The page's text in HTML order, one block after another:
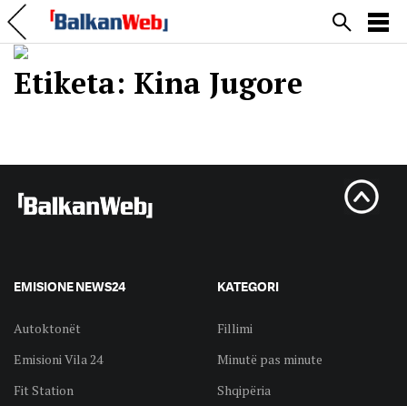
Etiketa: Kina Jugore
EMISIONE NEWS24
Autoktonët
Emisioni Vila 24
Fit Station
KATEGORI
Fillimi
Minutë pas minute
Shqipëria